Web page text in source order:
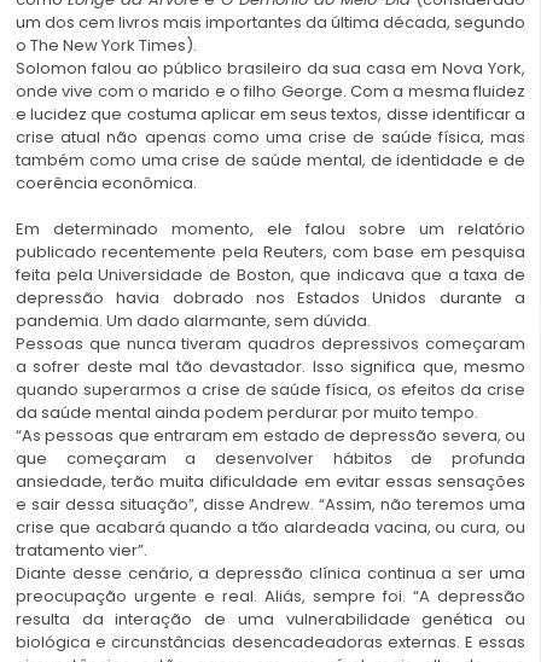
um dos cem livros mais importantes da última década, segundo
o The New York Times).
Solomon falou ao público brasileiro da sua casa em Nova York,
onde vive com o marido e o filho George. Com a mesma fluidez
e lucidez que costuma aplicar em seus textos, disse identificar a
crise atual não apenas como uma crise de saúde física, mas
também como uma crise de saúde mental, de identidade e de
coerência econômica.
Em determinado momento, ele falou sobre um relatório
publicado recentemente pela Reuters, com base em pesquisa
feita pela Universidade de Boston, que indicava que a taxa de
depressão havia dobrado nos Estados Unidos durante a
pandemia. Um dado alarmante, sem dúvida.
Pessoas que nunca tiveram quadros depressivos começaram
a sofrer deste mal tão devastador. Isso significa que, mesmo
quando superarmos a crise de saúde física, os efeitos da crise
da saúde mental ainda podem perdurar por muito tempo.
“As pessoas que entraram em estado de depressão severa, ou
que começaram a desenvolver hábitos de profunda
ansiedade, terão muita dificuldade em evitar essas sensações
e sair dessa situação”, disse Andrew. “Assim, não teremos uma
crise que acabará quando a tão alardeada vacina, ou cura, ou
tratamento vier”.
Diante desse cenário, a depressão clínica continua a ser uma
preocupação urgente e real. Aliás, sempre foi. “A depressão
resulta da interação de uma vulnerabilidade genética ou
biológica e circunstâncias desencadeadoras externas. E essas